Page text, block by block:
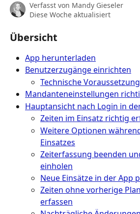
Verfasst von Mandy Gieseler
Diese Woche aktualisiert
Übersicht
App herunterladen
Benutzerzugänge einrichten
Technische
Mandanteneinstellungen
Hauptansicht nach Login in
Zeiten im Einsatz richtig
Weitere Optionen
Einsatzes
Zeiterfassung beenden
einholen
Neue Einsätze in der App
Zeiten ohne vorherige
erfassen